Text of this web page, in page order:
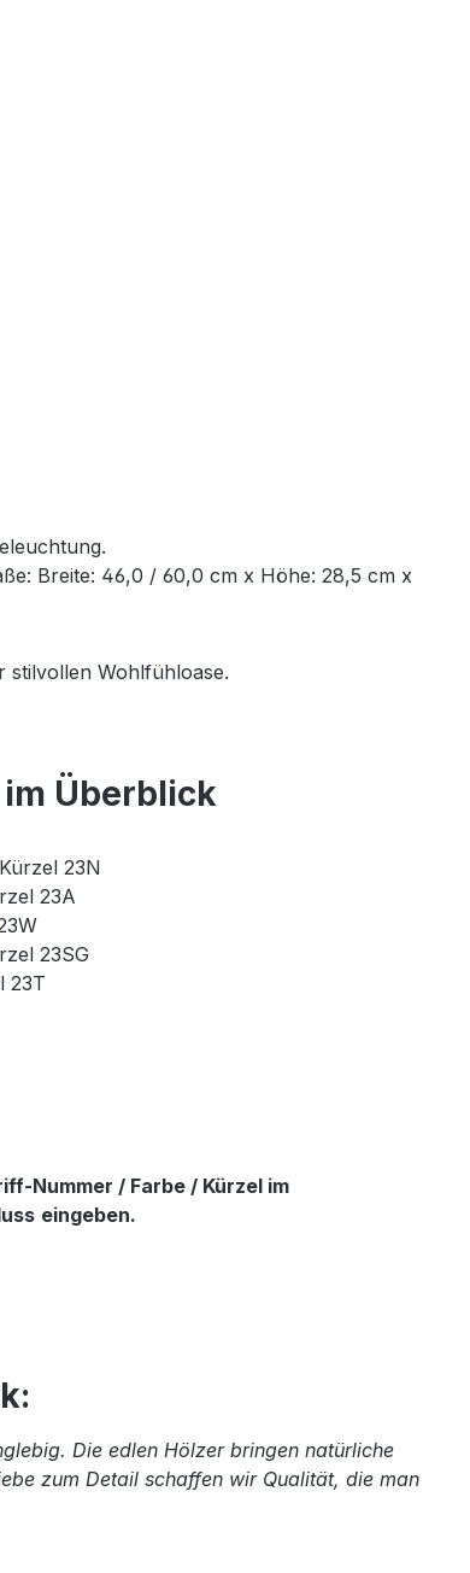
Breite: 46,0 / 60,0 cm x Höhe: 28,5 cm x
stilvollen Wohlfühloase.
Überblick
23N
23A
23SG
23T
Nummer / Farbe / Kürzel im
eingeben.
Die edlen Hölzer bringen natürliche
zum Detail schaffen wir Qualität, die man